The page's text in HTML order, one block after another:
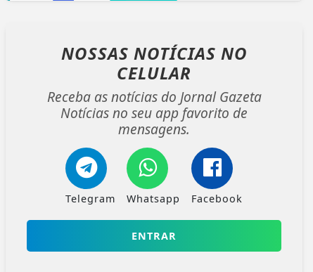
NOSSAS NOTÍCIAS NO
CELULAR
Receba as notícias do Jornal Gazeta
Notícias no seu app favorito de
mensagens.
Telegram Whatsapp Facebook
ENTRAR